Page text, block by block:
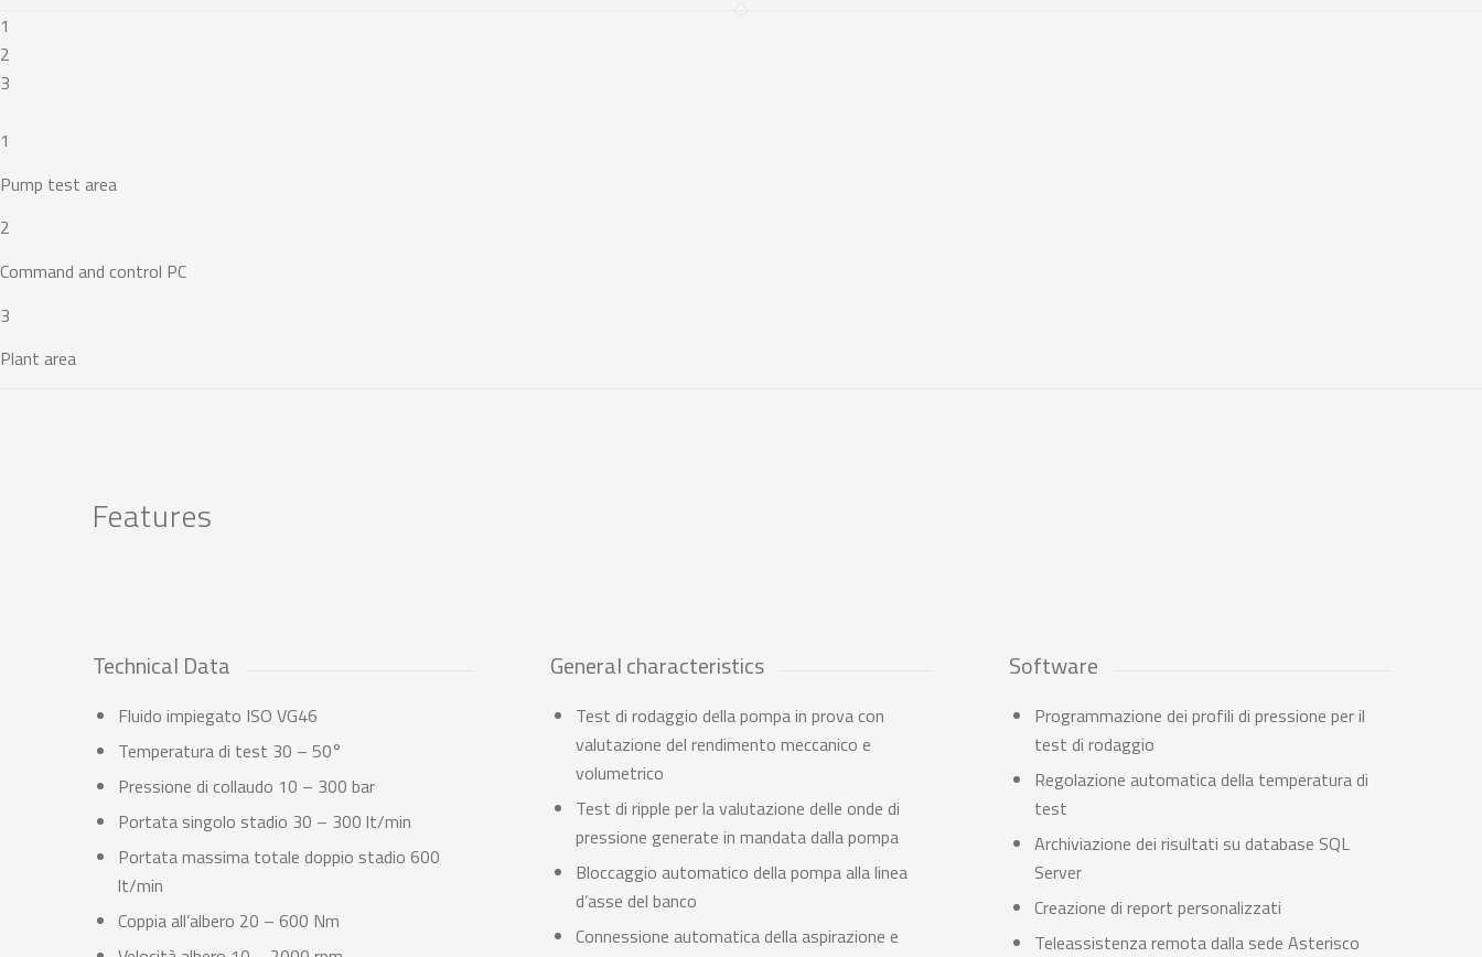
1
2
3
1
Pump test area
2
Command and control PC
3
Plant area
Features
Technical Data
Fluido impiegato ISO VG46
Temperatura di test 30 – 50°
Pressione di collaudo 10 – 300 bar
Portata singolo stadio 30 – 300 lt/min
Portata massima totale doppio stadio 600
lt/min
Coppia all’albero 20 – 600 Nm
General characteristics
Test di rodaggio della pompa in prova con
valutazione del rendimento meccanico e
volumetrico
Test di ripple per la valutazione delle onde di
pressione generate in mandata dalla pompa
Bloccaggio automatico della pompa alla linea
d’asse del banco
Connessione automatica della aspirazione e
Software
Programmazione dei profili di pressione per il
test di rodaggio
Regolazione automatica della temperatura di
test
Archiviazione dei risultati su database SQL
Server
Creazione di report personalizzati
Teleassistenza remota dalla sede Asterisco